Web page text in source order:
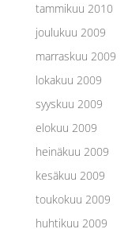
tammikuu 2010
joulukuu 2009
marraskuu 2009
lokakuu 2009
syyskuu 2009
elokuu 2009
heinäkuu 2009
kesäkuu 2009
toukokuu 2009
huhtikuu 2009